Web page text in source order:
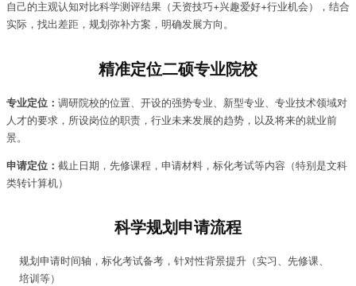
自己的主观认知对比科学测评结果（天资技巧+兴趣爱好+行业机会），结合
实际，找出差距，规划弥补方案，明确发展方向。
精准定位二硕专业院校
专业定位： 调研院校的位置、开设的强势专业、新型专业、专业技术领域对
人才的要求，所设岗位的职责，行业未来发展的趋势，以及将来的就业前
景。
申请定位： 截止日期，先修课程，申请材料，标化考试等内容（特别是文科
类转计算机）
科学规划申请流程
规划申请时间轴，标化考试备考，针对性背景提升（实习、先修课、
培训等）